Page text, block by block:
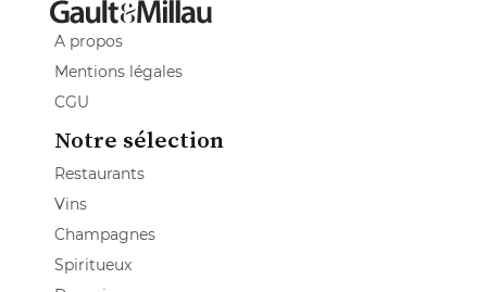
A propos
Mentions légales
CGU
Notre sélection
Restaurants
Vins
Champagnes
Spiritueux